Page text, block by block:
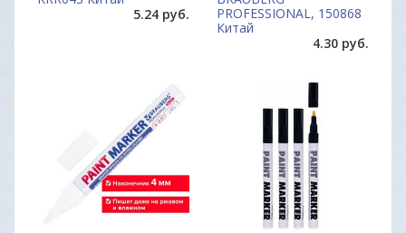
5.24 руб.
PROFESSIONAL, 150868
Китай
4.30 руб.